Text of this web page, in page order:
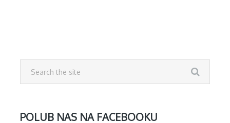
POLUB NAS NA FACEBOOKU